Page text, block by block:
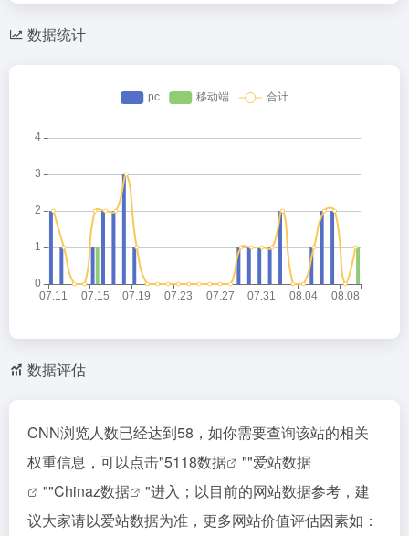
数据统计
数据评估
CNN浏览人数已经达到58，如你需要查询该站的相关
权重信息，可以点击"5118数据 ""爱站数据
""Chinaz数据
"进入；以目前的网站数据参考，建
议大家请以爱站数据为准，更多网站价值评估因素如：